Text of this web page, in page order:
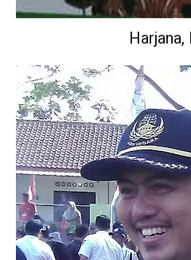
Harjana,
Wakil Kepala Sekolah